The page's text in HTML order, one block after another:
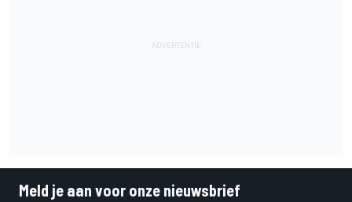
Meld je aan voor onze nieuwsbrief